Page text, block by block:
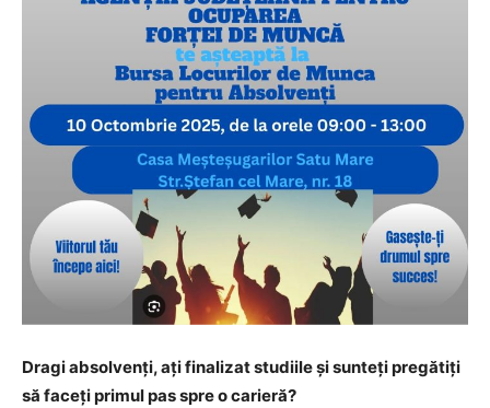
Dragi absolvenți, ați finalizat studiile și sunteți pregătiți
să faceți primul pas spre o carieră?